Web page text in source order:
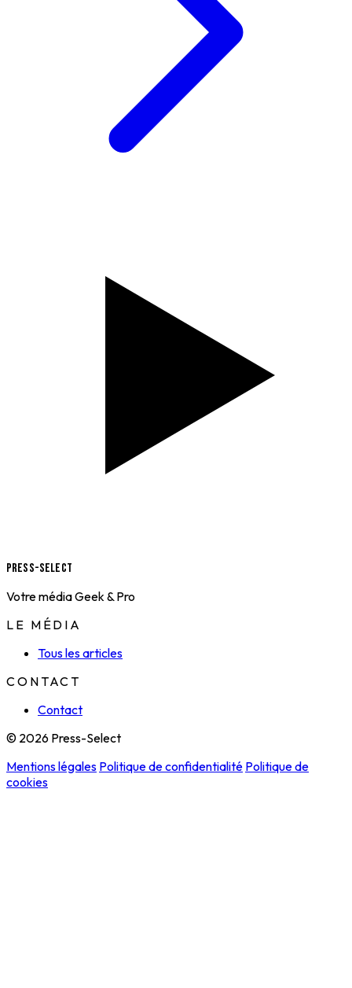
Press-Select
Votre média Geek & Pro
LE MÉDIA
Tous les articles
CONTACT
Contact
© 2026 Press-Select
Mentions légales Politique de confidentialité Politique de
cookies